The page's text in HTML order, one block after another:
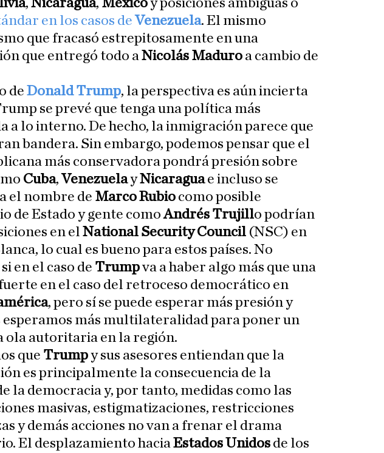
, Nicaragua, Méxicoy posiciones ambiguas o
en los casos deVenezuela. El mismo
que fracasó estrepitosamente en una
que entregó todo aNicolás Maduro a cambio de
de Donald Trump, la perspectiva es aún incierta
se prevé que tenga una política más
a lo interno. De hecho, la inmigración parece que
bandera. Sin embargo, podemos pensar que el
más conservadora pondrá presión sobre
Cuba,VenezuelayNicaraguae incluso se
el nombre de Marco Rubio como posible
de Estado y gente comoAndrés Trujillo podrían
en el National Security Council (NSC) en
lo cual es bueno para estos países. No
en el caso de Trumpva a haber algo más que una
en el caso del retroceso democrático en
, pero sí se puede esperar más presión y
más multilateralidad para poner un
ola autoritaria en la región.
que Trumpy sus asesores entiendan que la
es principalmente la consecuencia de la
la democracia y, por tanto, medidas como las
masivas, estigmatizaciones, restricciones
y demás acciones no van a frenar el drama
El desplazamiento haciaEstados Unidos de los